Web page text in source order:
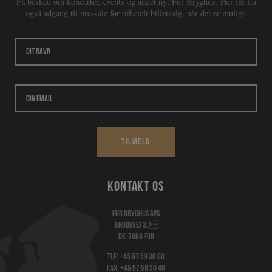
også adgang til pre-sale før officielt billetsalg, når det er muligt.
Tilmeld
Kontakt os
Fur Bryghus Aps
Knudevej 3, 
DK-7884 Fur
Tlf:+45 97 59 30 60
Fax: +45 97 59 30 48